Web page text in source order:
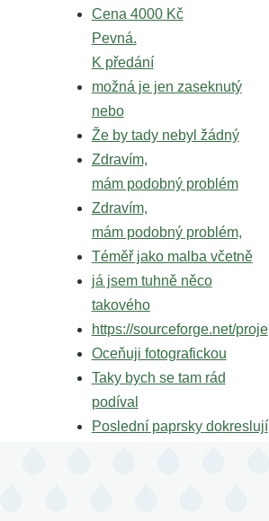
Cena 4000 Kč
Pevná.
K předání
možná je jen zaseknutý
nebo
Že by tady nebyl žádný
Zdravím,
mám podobný problém
Zdravím,
mám podobný problém,
Téměř jako malba včetně
já jsem tuhně něco
takového
https://sourceforge.net/proje
Oceňuji fotografickou
Taky bych se tam rád
podíval
Poslední paprsky dokreslují